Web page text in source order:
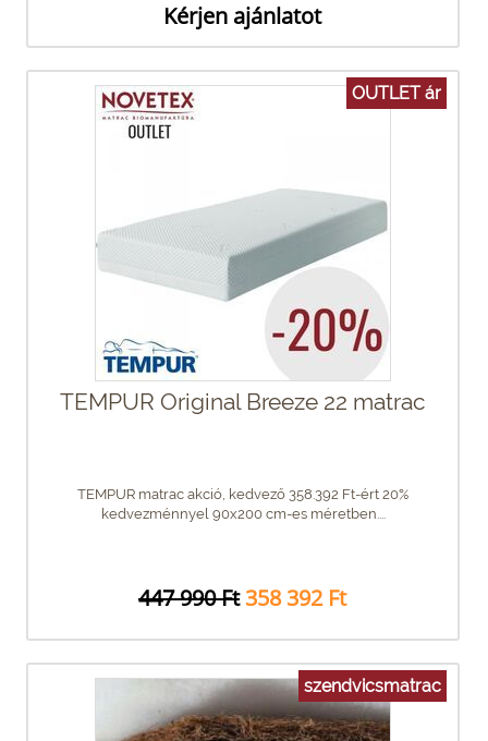
Kérjen ajánlatot
OUTLET ár
TEMPUR Original Breeze 22 matrac
TEMPUR matrac akció, kedvező 358.392 Ft-ért 20%
kedvezménnyel 90x200 cm-es méretben....
447 990 Ft 358 392 Ft
szendvicsmatrac